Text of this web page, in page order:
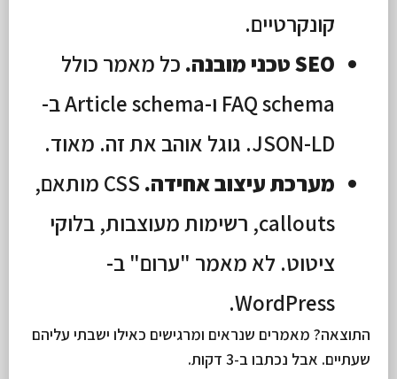
קונקרטיים.
SEO טכני מובנה.
כל מאמר כולל
FAQ schema ו-Article schema ב-
JSON-LD. גוגל אוהב את זה. מאוד.
מערכת עיצוב אחידה.
CSS מותאם,
callouts, רשימות מעוצבות, בלוקי
ציטוט. לא מאמר "ערום" ב-
WordPress.
התוצאה? מאמרים שנראים ומרגישים כאילו ישבתי עליהם
שעתיים. אבל נכתבו ב-3 דקות.